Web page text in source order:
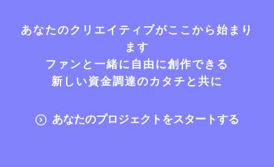
あなたのクリエイティブがここから始まり
ます
ファンと一緒に自由に創作できる
新しい資金調達のカタチと共に
あなたのプロジェクトをスタートする